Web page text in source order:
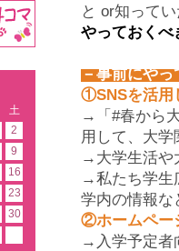
と or知って
やっておくべ
－事前にやっ
①SNSを活用
→「 #春から
用して、大学
→大学生活や
→私たち学生
学内の情報な
②ホームペー
→入学予定者
土
2
9
16
23
30